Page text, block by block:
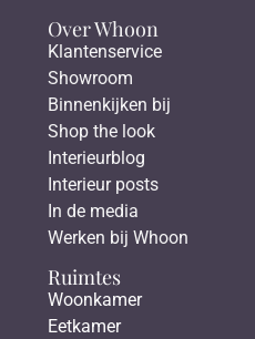
Over Whoon
Klantenservice
Showroom
Binnenkijken bij
Shop the look
Interieurblog
Interieur posts
In de media
Werken bij Whoon
Ruimtes
Woonkamer
Eetkamer